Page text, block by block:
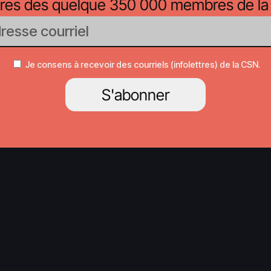
des quelque 350 000 membres de la
Je consens à recevoir des courriels (infolettres) de la CSN.
S'abonner